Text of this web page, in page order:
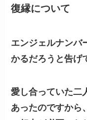
復縁について
エンジェルナンバ
かるだろうと告げ
愛し合っていた二
あったのですから